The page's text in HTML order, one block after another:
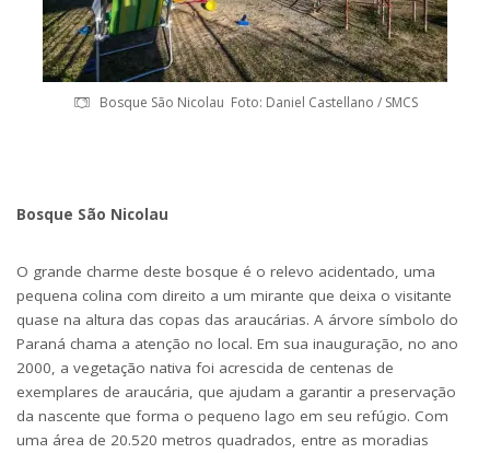
Bosque São Nicolau Foto: Daniel Castellano / SMCS
Bosque São Nicolau
O grande charme deste bosque é o relevo acidentado, uma
pequena colina com direito a um mirante que deixa o visitante
quase na altura das copas das araucárias. A árvore símbolo do
Paraná chama a atenção no local. Em sua inauguração, no ano
2000, a vegetação nativa foi acrescida de centenas de
exemplares de araucária, que ajudam a garantir a preservação
da nascente que forma o pequeno lago em seu refúgio. Com
uma área de 20.520 metros quadrados, entre as moradias